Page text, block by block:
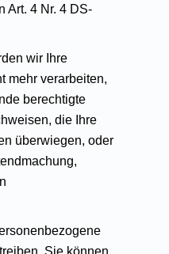
Art. 4 Nr. 4 DS-
wir Ihre
mehr verarbeiten,
berechtigte
die Ihre
überwiegen, oder
Sie können